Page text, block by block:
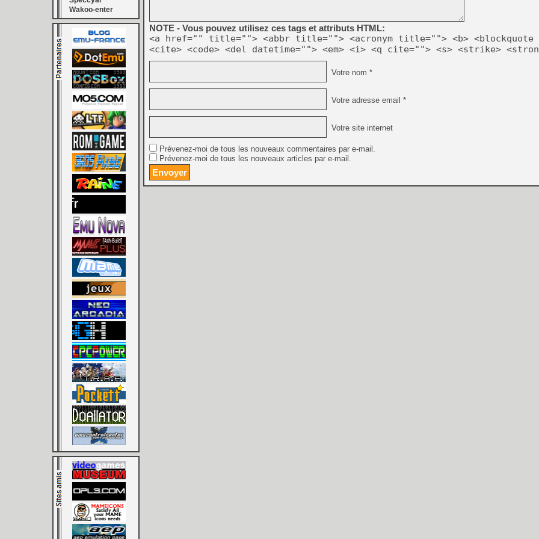
[GK] Capcom relance
[GK] Le beat'em up The
[GK] Endless Legend 2 :
[LS] [PS5] Le WebKit
[GK] Oubliez Crazy Taxi,
[LS] [Switch] NSZ 5.0.0
Wakoo-enter
NOTE - Vous pouvez utilisez ces tags et attributs HTML:
<a href="" title=""> <abbr title=""> <acronym title=""> <b> <blockquote
<cite> <code> <del datetime=""> <em> <i> <q cite=""> <s> <strike>
Votre nom *
Votre adresse email *
Votre site internet
Prévenez-moi de tous les nouveaux commentaires par e-mail.
Prévenez-moi de tous les nouveaux articles par e-mail.